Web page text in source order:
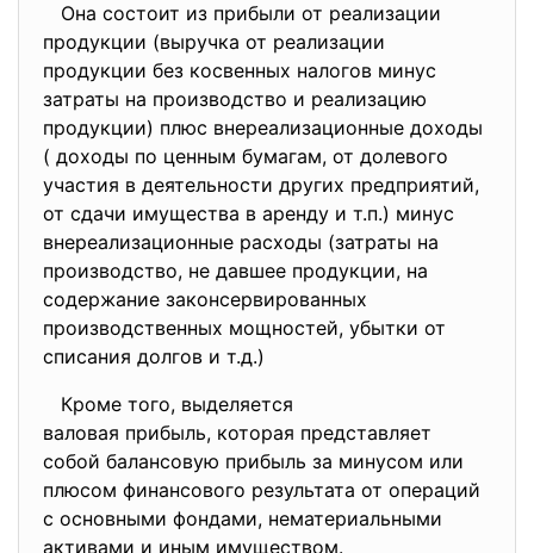
Она состоит из прибыли от реализации
продукции (выручка от реализации
продукции без косвенных налогов минус
затраты на производство и реализацию
продукции) плюс внереализационные доходы
( доходы по ценным бумагам, от долевого
участия в деятельности других предприятий,
от сдачи имущества в аренду и т.п.) минус
внереализационные расходы (затраты на
производство, не давшее продукции, на
содержание законсервированных
производственных мощностей, убытки от
списания долгов и т.д.)
Кроме того, выделяется
валовая прибыль, которая представляет
собой балансовую прибыль за минусом или
плюсом финансового результата от операций
с основными фондами, нематериальными
активами и иным имуществом.